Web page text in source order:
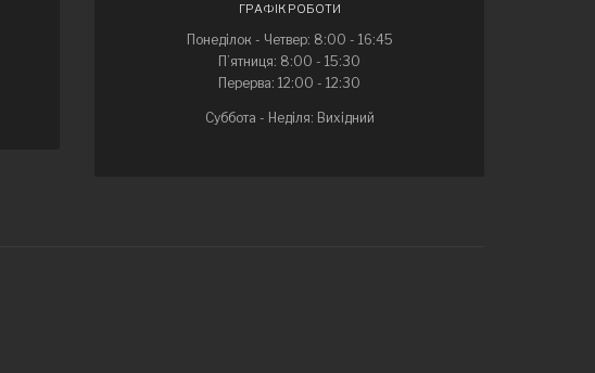
ГРАФІК РОБОТИ
Понеділок - Четвер: 8:00 - 16:45
П’ятниця: 8:00 - 15:30
Перерва: 12:00 - 12:30
Суббота - Неділя: Вихідний